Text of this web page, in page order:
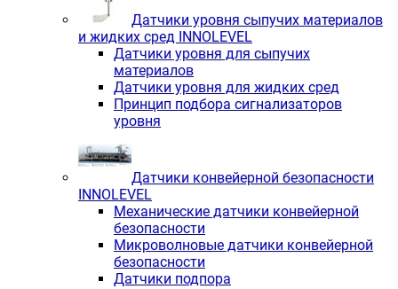
Датчики уровня сыпучих материалов
и жидких сред INNOLEVEL
Датчики уровня для сыпучих
материалов
Датчики уровня для жидких сред
Принцип подбора сигнализаторов
уровня
Датчики конвейерной безопасности
INNOLEVEL
Механические датчики конвейерной
безопасности
Микроволновые датчики конвейерной
безопасности
Датчики подпора